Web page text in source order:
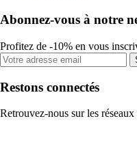
Abonnez-vous à notre
Profitez de -10% en vous
Restons connectés
Retrouvez-nous sur les